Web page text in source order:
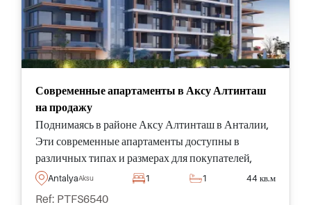
Современные апартаменты в Аксу Алтинташ
на продажу
Поднимаясь в районе Аксу Алтинташ в Анталии,
Эти современные апартаменты доступны в
различных типах и размерах для покупателей,
чтобы выбрать из них и стать частью
AntalyaAksu 1 1 44 кв.м
Ref: PTFS6540